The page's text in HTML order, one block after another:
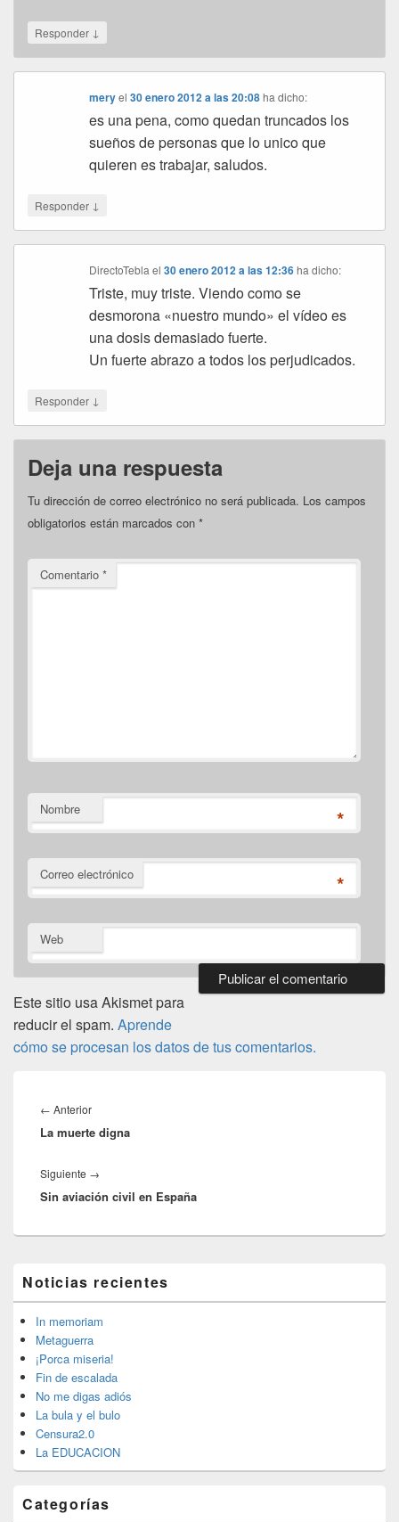
Responder ↓
meryel30 enero 2012 a las 20:08 ha dicho:
es una pena, como quedan truncados los
sueños de personas que lo unico que
quieren es trabajar, saludos.
Responder ↓
DirectoTebla el30 enero 2012 a las 12:36 ha dicho:
Triste, muy triste. Viendo como se
desmorona «nuestro mundo» el vídeo es
una dosis demasiado fuerte.
Un fuerte abrazo a todos los perjudicados.
Responder ↓
Deja una respuesta
Tu dirección de correo electrónico no será publicada. Los campos
obligatorios están marcados con *
Comentario *
Nombre *
Correo electrónico *
Web
Este sitio usa Akismet para
reducir el spam. Aprende
cómo se procesan los datos de tus comentarios.
de
entradas
← AnteriorEntrada
anterior:
La muerte digna
Siguiente →
siguiente:
Sin aviación civil en España
área
de
widget
barra
lateral
primaria
Noticias recientes
In memoriam
Metaguerra
¡Porca miseria!
Fin de escalada
No me digas adiós
La bula y el bulo
Censura2.0
La EDUCACION
Categorías